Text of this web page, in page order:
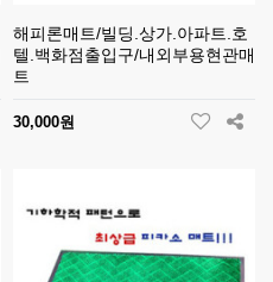
해피론매트/빌딩.상가.아파트.호
텔.백화점출입구/내외부용현관매
트
30,000원